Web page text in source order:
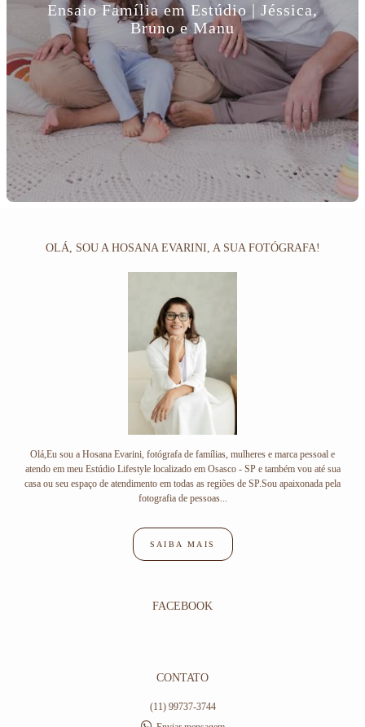
Ensaio Família em Estúdio | Jéssica,
Bruno e Manu
OLÁ, SOU A HOSANA EVARINI, A SUA FOTÓGRAFA!
Olá,Eu sou a Hosana Evarini, fotógrafa de famílias, mulheres e marca pessoal e
atendo em meu Estúdio Lifestyle localizado em Osasco - SP e também vou até sua
casa ou seu espaço de atendimento em todas as regiões de SP.Sou apaixonada pela
fotografia de pessoas...
SAIBA MAIS
FACEBOOK
CONTATO
(11) 99737-3744